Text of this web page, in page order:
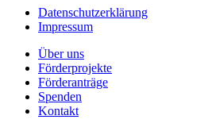
Datenschutzerklärung
Impressum
Über uns
Förderprojekte
Förderanträge
Spenden
Kontakt